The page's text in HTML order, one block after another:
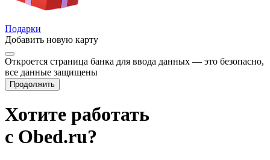
Подарки
Добавить новую карту
Откроется страница банка для ввода данных — это безопасно,
все данные защищены
Продолжить
Хотите работать
с Obed.ru?